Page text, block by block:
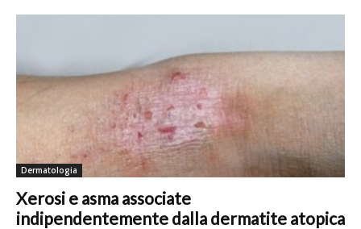
Dermatologia
Xerosi e asma associate
indipendentemente dalla dermatite atopica